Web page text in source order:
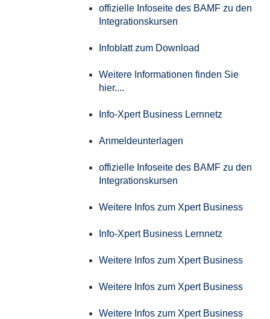
offizielle Infoseite des BAMF zu den
Integrationskursen
Infoblatt zum Download
Weitere Informationen finden Sie
hier....
Info-Xpert Business Lernnetz
Anmeldeunterlagen
offizielle Infoseite des BAMF zu den
Integrationskursen
Weitere Infos zum Xpert Business
Info-Xpert Business Lernnetz
Weitere Infos zum Xpert Business
Weitere Infos zum Xpert Business
Weitere Infos zum Xpert Business